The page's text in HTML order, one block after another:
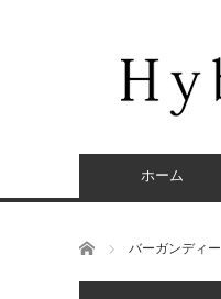
ホーム
ホーム バーガンディー